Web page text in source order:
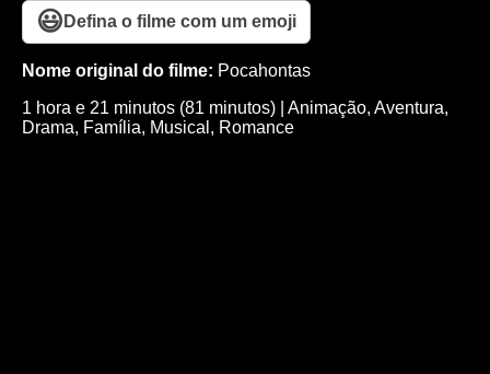
😃 Defina o filme com um emoji
Nome original do filme: Pocahontas
1 hora e 21 minutos (81 minutos)
Animação, Aventura,
Drama, Família, Musical , Romance